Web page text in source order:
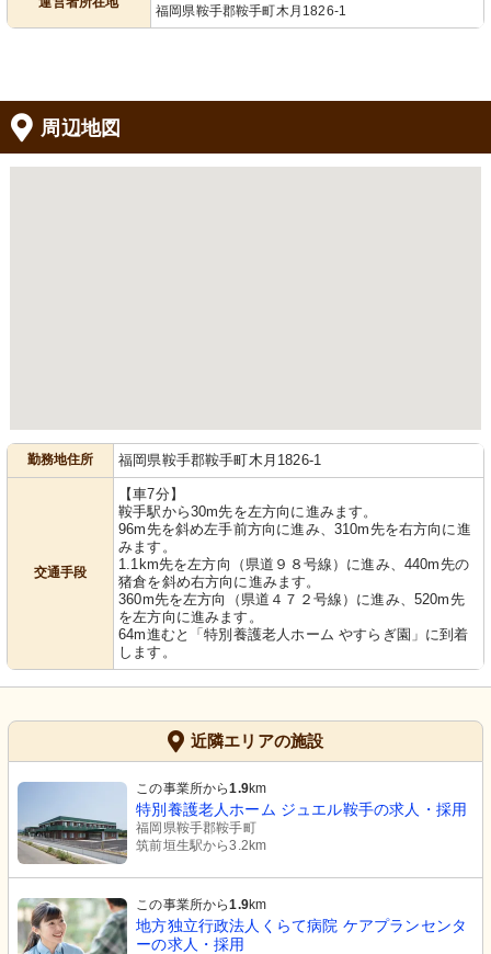
福岡県鞍手郡鞍手町木月1826-1
周辺地図
勤務地住所 福岡県鞍手郡鞍手町木月1826-1
交通手段
【車7分】
鞍手駅から30m先を左方向に進みます。
96m先を斜め左手前方向に進み、310m先を右方向に進
みます。
1.1km先を左方向（県道９８号線）に進み、440m先の
猪倉を斜め右方向に進みます。
360m先を左方向（県道４７２号線）に進み、520m先
を左方向に進みます。
64m進むと「特別養護老人ホーム やすらぎ園」に到着
します。
近隣エリアの施設
この事業所から1.9km
特別養護老人ホーム ジュエル鞍手の求人・採用
福岡県鞍手郡鞍手町
筑前垣生駅から3.2km
この事業所から1.9km
地方独立行政法人くらて病院 ケアプランセンタ
ーの求人・採用